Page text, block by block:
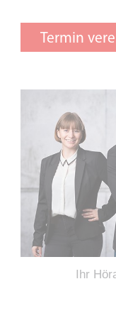
Termin
Ihr